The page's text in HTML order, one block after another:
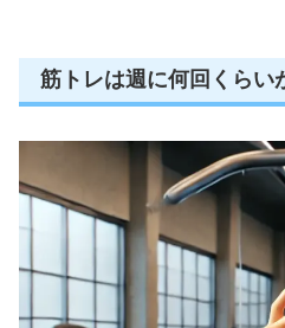
筋トレは週に何回くらい